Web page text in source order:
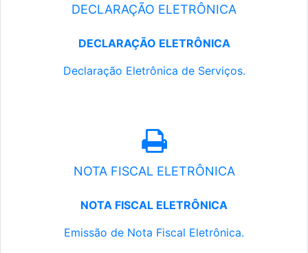
DECLARAÇÃO ELETRÔNICA
DECLARAÇÃO ELETRÔNICA
Declaração Eletrônica de Serviços.
NOTA FISCAL ELETRÔNICA
NOTA FISCAL ELETRÔNICA
Emissão de Nota Fiscal Eletrônica.